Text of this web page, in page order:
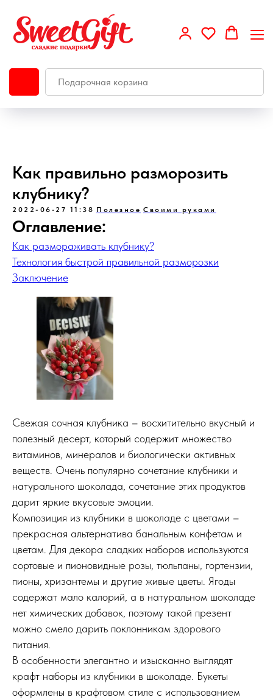
Как правильно разморозить
клубнику?
2022-06-27 11:38 Полезное Своими руками
Оглавление:
Как размораживать клубнику?
Технология быстрой правильной разморозки
Заключение
Свежая сочная клубника – восхитительно вкусный и
полезный десерт, который содержит множество
витаминов, минералов и биологически активных
веществ. Очень популярно сочетание клубники и
натурального шоколада, сочетание этих продуктов
дарит яркие вкусовые эмоции.
Композиция из клубники в шоколаде с цветами –
прекрасная альтернатива банальным конфетам и
цветам. Для декора сладких наборов используются
сортовые и пионовидные розы, тюльпаны, гортензии,
пионы, хризантемы и другие живые цветы. Ягоды
содержат мало калорий, а в натуральном шоколаде
нет химических добавок, поэтому такой презент
можно смело дарить поклонникам здорового
питания.
В особенности элегантно и изысканно выглядят
крафт наборы из клубники в шоколаде. Букеты
оформлены в крафтовом стиле с использованием